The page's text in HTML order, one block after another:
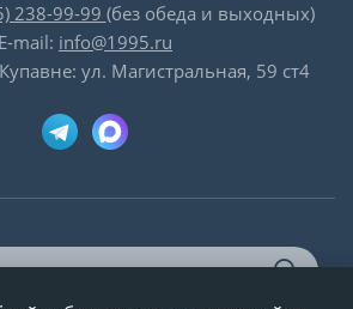
238-99-99 (без обеда и выходных)
E-mail: info@1995.ru
ул. Магистральная, 59 ст4